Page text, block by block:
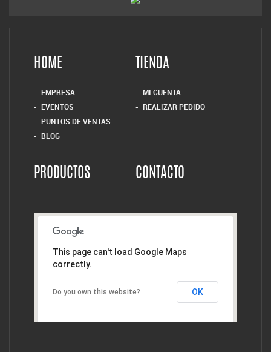
HOME
EMPRESA
EVENTOS
PUNTOS DE VENTAS
BLOG
TIENDA
MI CUENTA
REALIZAR PEDIDO
PRODUCTOS CONTACTO
This page can't load Google Maps
correctly.
Do you own this website? OK